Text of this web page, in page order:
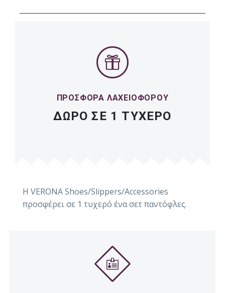
ΠΡΟΣΦΟΡΑ ΛΑΧΕΙΟΦΟΡΟΥ
ΔΩΡΟ ΣΕ 1 ΤΥΧΕΡΟ
Η VERONA Shoes/Slippers/Accessories
προσφέρει σε 1 τυχερό ένα σετ παντόφλες.